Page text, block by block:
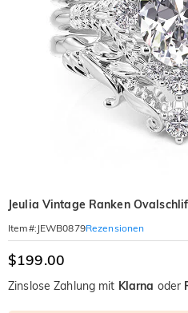
Jeulia Vintage Ranken
Item#: JEWB0879Rezensionen
$199.00
Zinslose Zahlung mit Klarna oder